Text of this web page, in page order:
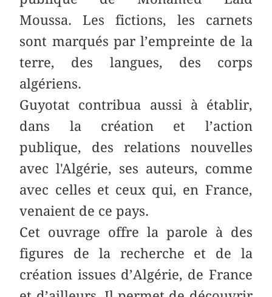
Moussa. Les fictions, les carnets
sont marqués par l’empreinte de la
terre, des langues, des corps
algériens.
Guyotat contribua aussi à établir,
dans la création et l’action
publique, des relations nouvelles
avec l'Algérie, ses auteurs, comme
avec celles et ceux qui, en France,
venaient de ce pays.
Cet ouvrage offre la parole à des
figures de la recherche et de la
création issues d’Algérie, de France